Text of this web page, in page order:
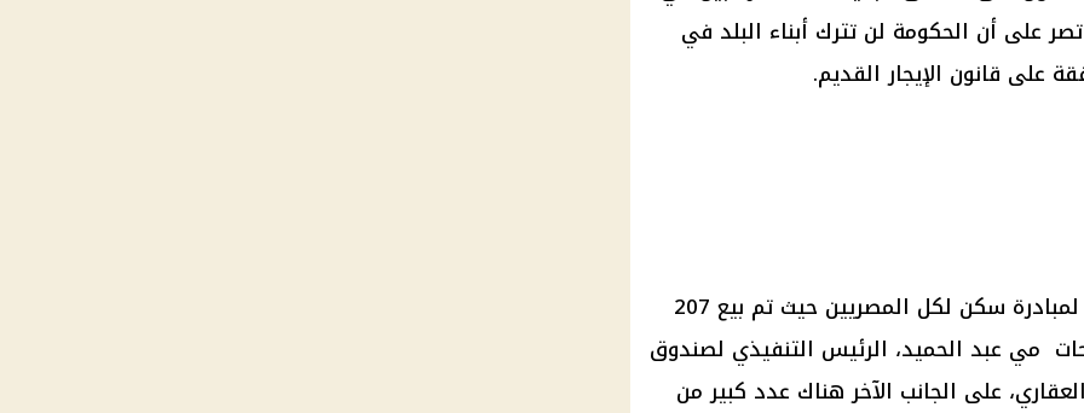
على أن الحكومة لن تترك أبناء البلد في
على قانون الإيجار القديم.
تم الطرح الثاني للوحدات السكنية لمبادرة سكن لكل المصريين حيث تم بيع 207
مي عبد الحميد، الرئيس التنفيذي لصندوق
على الجانب الآخر هناك عدد كبير من